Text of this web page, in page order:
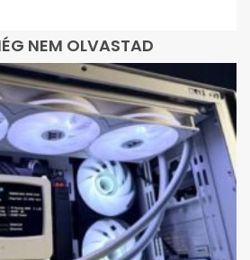
NEM OLVASTAD